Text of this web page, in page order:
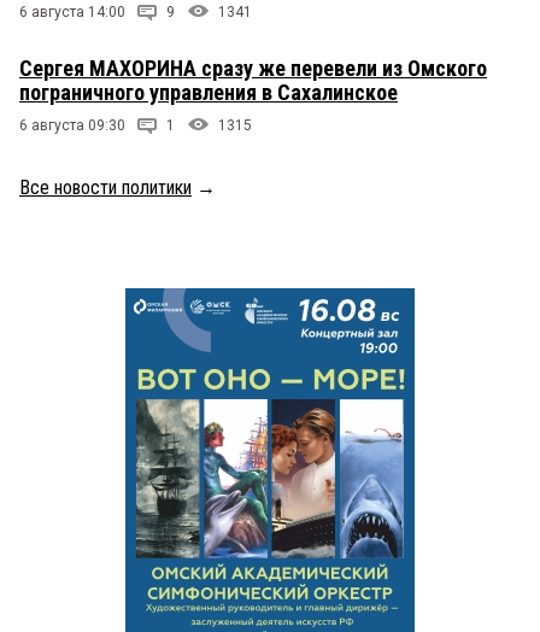
6 августа 14:00 9 1341
Сергея МАХОРИНА сразу же перевели из Омского
пограничного управления в Сахалинское
6 августа 09:30 1 1315
Все новости политики →